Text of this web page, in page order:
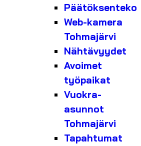
Päätöksenteko
Web-kamera
Tohmajärvi
Nähtävyydet
Avoimet
työpaikat
Vuokra-
asunnot
Tohmajärvi
Tapahtumat